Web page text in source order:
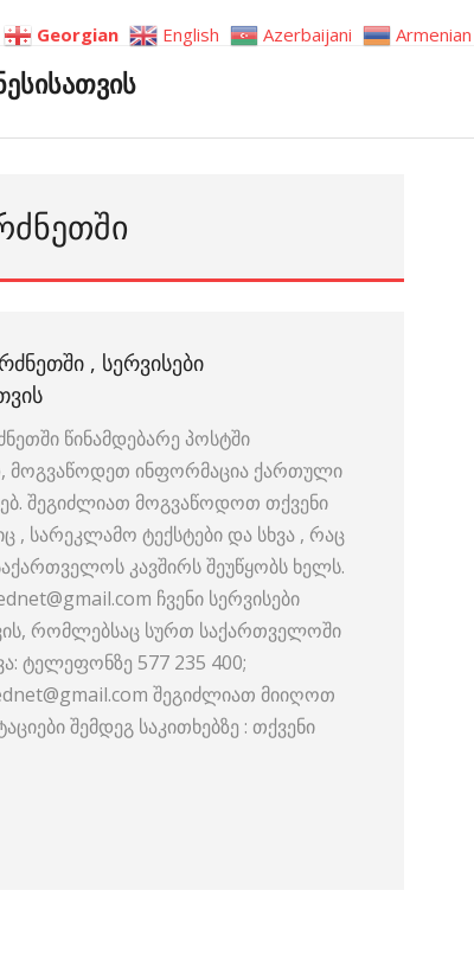
, ᲡᲔᲠᲕᲘᲡᲔᲑᲘ
წინამდებარე პოსტში
მოგვაწოდეთ ინფორმაცია ქართული
შეგიძლიათ მოგვაწოდოთ თქვენი
, სარეკლამო ტექსტები და სხვა , რაც
კავშირს შეუწყობს ხელს.
ჩვენი სერვისები
რომლებსაც სურთ საქართველოში
ტელეფონზე 577 235 400;
შეგიძლიათ მიიღოთ
შემდეგ საკითხებზე : თქვენი
Georgian English Azerbaijani Armenian